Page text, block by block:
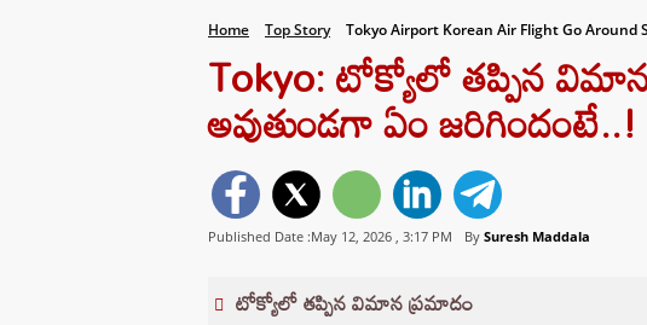
Home Top Story Tokyo Airport Korean Air Flight Go Around
Tokyo: టోక్యోలో తప్పిన
అవుతుండగా ఏం జరిగిందంటే..!
Published Date :May 12, 2026 , 3:17 PM By Suresh Maddala
టోక్యోలో తప్పిన విమాన ప్రమాదం